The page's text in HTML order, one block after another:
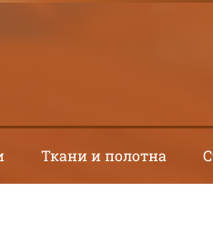
Ткани и полотна